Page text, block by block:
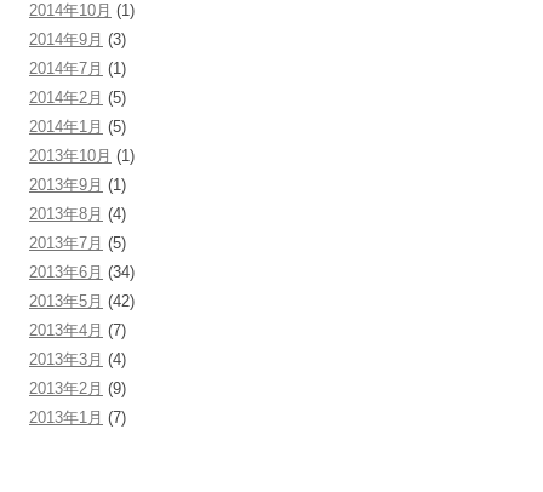
2014年10月 (1)
2014年9月 (3)
2014年7月 (1)
2014年2月 (5)
2014年1月 (5)
2013年10月 (1)
2013年9月 (1)
2013年8月 (4)
2013年7月 (5)
2013年6月 (34)
2013年5月 (42)
2013年4月 (7)
2013年3月 (4)
2013年2月 (9)
2013年1月 (7)